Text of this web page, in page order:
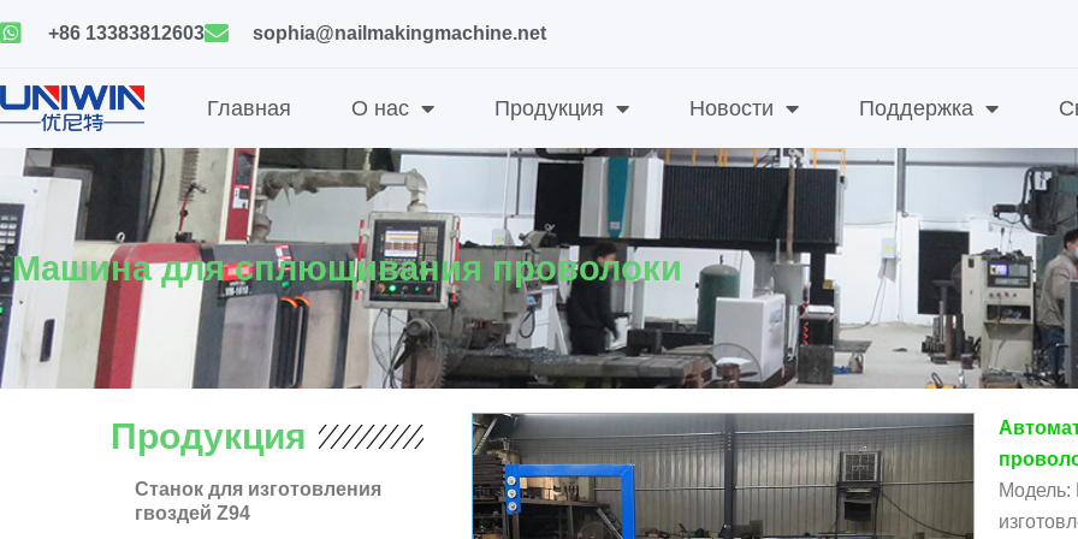
to
+86 13383812603 sophia@nailmakingmachine.net
Главная О нас Продукция Новости Поддержка
Машина для сплющивания проволоки
Продукция
Станок для изготовления
гвоздей Z94
Модель: